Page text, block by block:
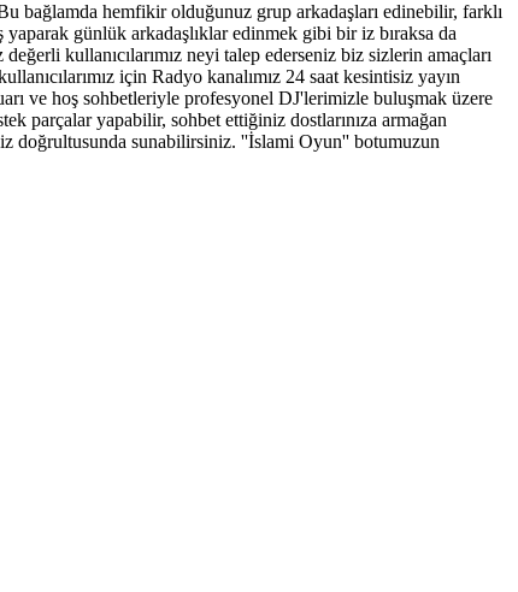
bağlamda hemfikir olduğunuz grup arkadaşları edinebilir, farklı
günlük arkadaşlıklar edinmek gibi bir iz bıraksa da
kullanıcılarımız neyi talep ederseniz biz sizlerin amaçları
için Radyo kanalımız 24 saat kesintisiz yayın
ve hoş sohbetleriyle profesyonel DJ'lerimizle buluşmak üzere
parçalar yapabilir, sohbet ettiğiniz dostlarınıza armağan
doğrultusunda sunabilirsiniz. ''İslami Oyun'' botumuzun